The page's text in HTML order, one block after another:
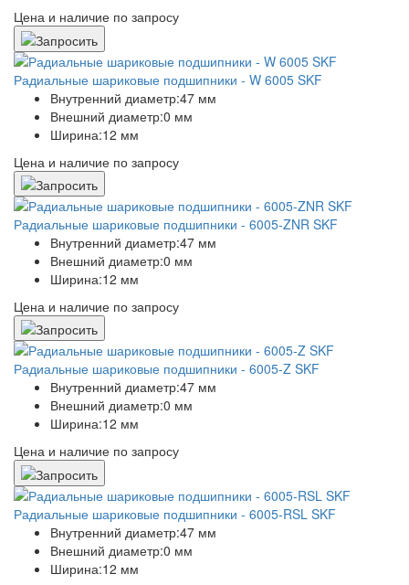
Цена и наличие по запросу
Радиальные шариковые подшипники - W 6005 SKF
Внутренний диаметр:47 мм
Внешний диаметр:0 мм
Ширина:12 мм
Цена и наличие по запросу
Радиальные шариковые подшипники - 6005-ZNR SKF
Внутренний диаметр:47 мм
Внешний диаметр:0 мм
Ширина:12 мм
Цена и наличие по запросу
Радиальные шариковые подшипники - 6005-Z SKF
Внутренний диаметр:47 мм
Внешний диаметр:0 мм
Ширина:12 мм
Цена и наличие по запросу
Радиальные шариковые подшипники - 6005-RSL SKF
Внутренний диаметр:47 мм
Внешний диаметр:0 мм
Ширина:12 мм